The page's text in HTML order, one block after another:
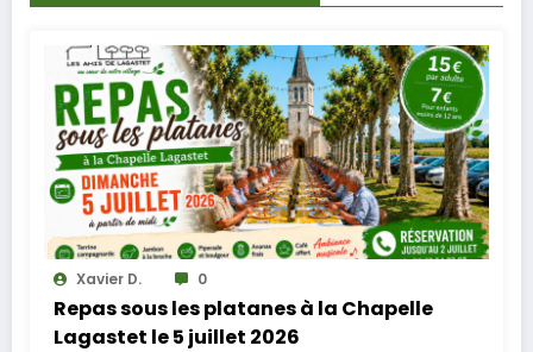
Xavier D. 0
Repas sous les platanes à la Chapelle
Lagastet le 5 juillet 2026